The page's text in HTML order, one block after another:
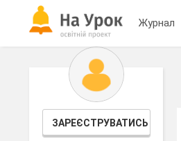
Журнал
ЗАРЕЄСТРУВАТИСЬ